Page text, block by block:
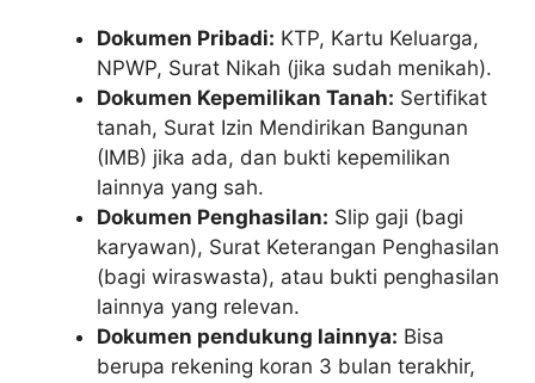
Dokumen Pribadi: KTP, Kartu Keluarga,
NPWP, Surat Nikah (jika sudah menikah).
Dokumen Kepemilikan Tanah: Sertifikat
tanah, Surat Izin Mendirikan Bangunan
(IMB) jika ada, dan bukti kepemilikan
lainnya yang sah.
Dokumen Penghasilan: Slip gaji (bagi
karyawan), Surat Keterangan Penghasilan
(bagi wiraswasta), atau bukti penghasilan
lainnya yang relevan.
Dokumen pendukung lainnya: Bisa
berupa rekening koran 3 bulan terakhir,